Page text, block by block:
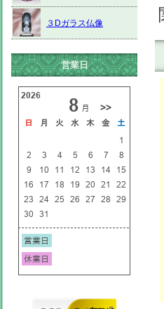
３Dガラス仏像
営業日